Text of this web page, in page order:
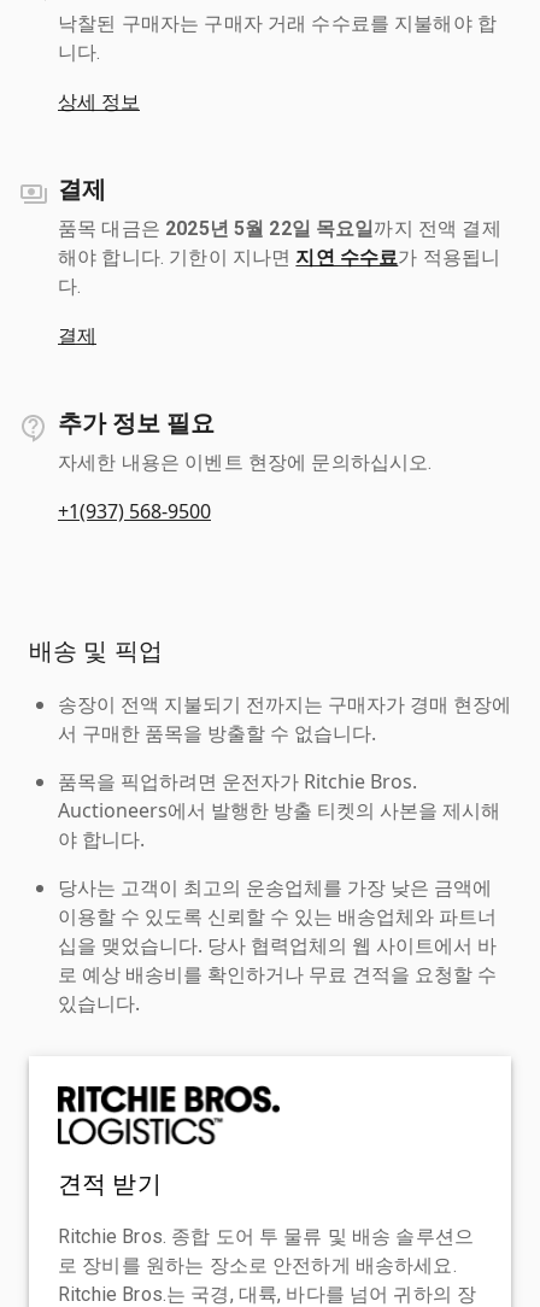
낙찰된 구매자는 구매자 거래 수수료를 지불해야 합
니다.
상세 정보
결제
품목 대금은 2025년 5월 22일 목요일까지 전액 결제
해야 합니다. 기한이 지나면 지연 수수료가 적용됩니
다.
결제
추가 정보 필요
자세한 내용은 이벤트 현장에 문의하십시오.
+1(937) 568-9500
배송 및 픽업
송장이 전액 지불되기 전까지는 구매자가 경매 현장에
서 구매한 품목을 방출할 수 없습니다.
품목을 픽업하려면 운전자가 Ritchie Bros.
Auctioneers에서 발행한 방출 티켓의 사본을 제시해
야 합니다.
당사는 고객이 최고의 운송업체를 가장 낮은 금액에
이용할 수 있도록 신뢰할 수 있는 배송업체와 파트너
십을 맺었습니다. 당사 협력업체의 웹 사이트에서 바
로 예상 배송비를 확인하거나 무료 견적을 요청할 수
있습니다.
견적 받기
Ritchie Bros. 종합 도어 투 물류 및 배송 솔루션으
로 장비를 원하는 장소로 안전하게 배송하세요.
Ritchie Bros.는 국경, 대륙, 바다를 넘어 귀하의 장